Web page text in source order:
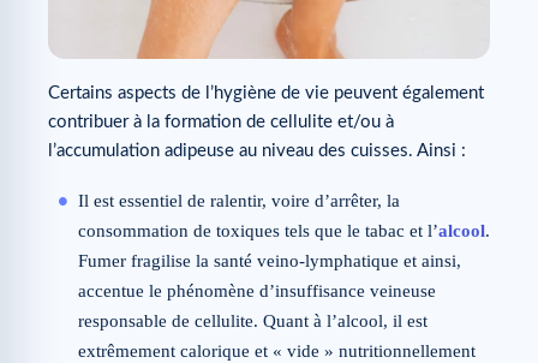
Certains aspects de l’hygiène de vie peuvent également
contribuer à la formation de cellulite et/ou à
l’accumulation adipeuse au niveau des cuisses. Ainsi :
Il est essentiel de ralentir, voire d’arrêter, la
consommation de toxiques tels que le tabac et l’alcool.
Fumer fragilise la santé veino-lymphatique et ainsi,
accentue le phénomène d’insuffisance veineuse
responsable de cellulite. Quant à l’alcool, il est
extrêmement calorique et « vide » nutritionnellement